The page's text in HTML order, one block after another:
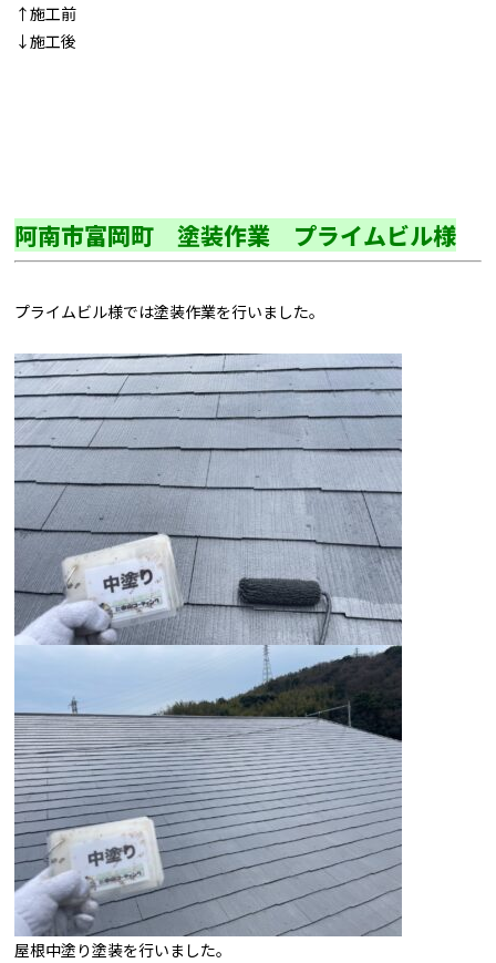
↑施工前
↓施工後
阿南市富岡町 塗装作業 プライムビル様
プライムビル様では塗装作業を行いました。
屋根中塗り塗装を行いました。